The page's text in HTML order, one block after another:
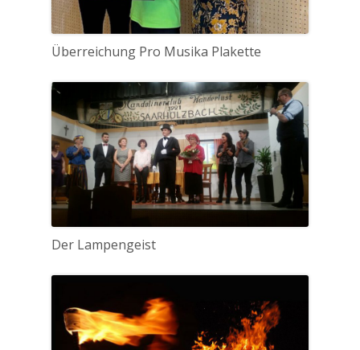
Überreichung Pro Musika Plakette
Der Lampengeist